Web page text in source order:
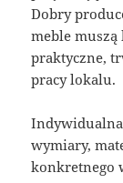
Dobry
meble
praktyczne,
pracy lokalu.
wymiary,
konkretnego